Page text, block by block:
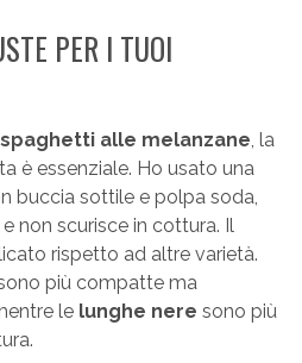
PER I TUOI
spaghetti alle melanzane, la
è essenziale. Ho usato una
buccia sottile e polpa soda,
non scurisce in cottura. Il
rispetto ad altre varietà.
più compatte ma
le lunghe nere sono più